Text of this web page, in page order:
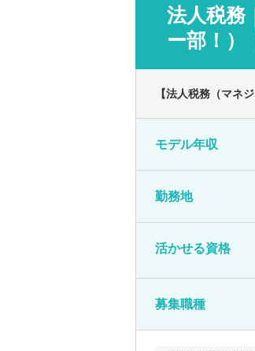
サービス紹介
転職お役立ち情報
業界情報
求人情報
法人税務
ー部！）
【法人税務（マネ
モデル年収
勤務地
活かせる資格
募集職種